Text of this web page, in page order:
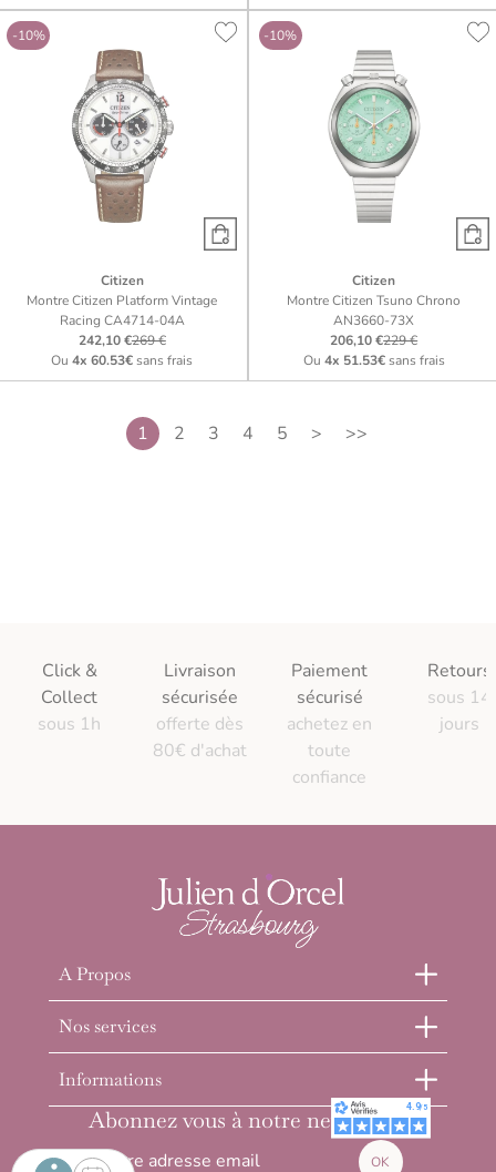
-10%
Citizen
Montre Citizen Platform Vintage
Racing CA4714-04A
242,10 €269 €
Ou4x 60.53€sans frais
-10%
Citizen
Montre Citizen Tsuno Chrono
AN3660-73X
206,10 €229 €
Ou 4x 51.53€sans frais
1 2 3 4 5 > >>
Click &
Collect
sous 1h
Livraison
sécurisée
offerte dès
80€ d'achat
Paiement
sécurisé
achetez en
toute
confiance
Retours
sous 14
jours
A Propos
Nos services
Informations
Abonnez vous à notre newsletter